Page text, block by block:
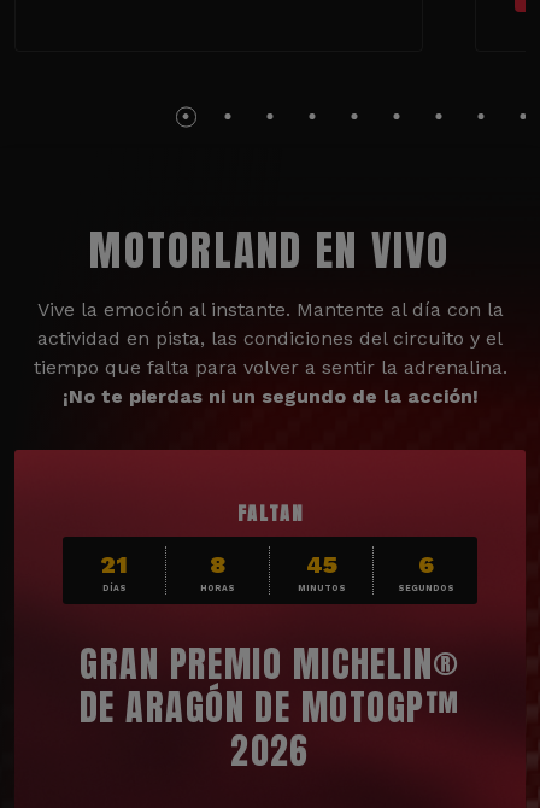
MOTORLAND EN VIVO
Vive la emoción al instante. Mantente al día con la
actividad en pista, las condiciones del circuito y el
tiempo que falta para volver a sentir la adrenalina.
¡No te pierdas ni un segundo de la acción!
FALTAN
21
DÍAS
8
HORAS
45
MINUTOS
4
SEGUNDOS
GRAN PREMIO MICHELIN®
DE ARAGÓN DE MOTOGP™
2026